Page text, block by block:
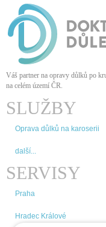
Váš partner na opravy důlků po
na celém území ČR.
SLUŽBY
Oprava důlků na karoserii
další...
SERVISY
Praha
Hradec Králové